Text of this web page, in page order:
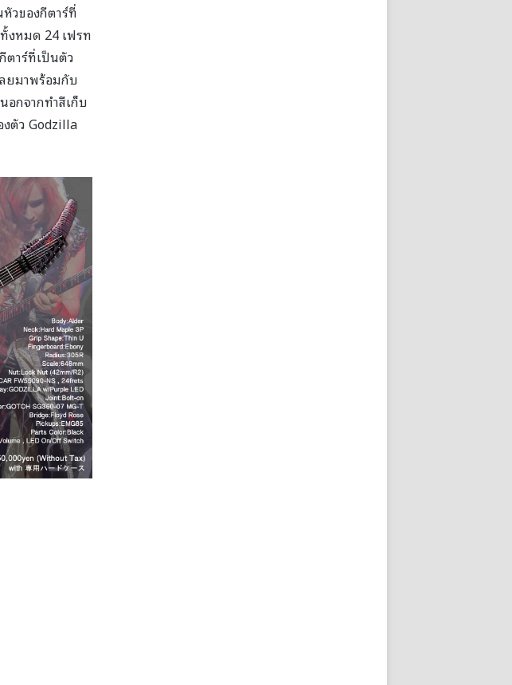
วของกีตาร์ที่
งหมด 24 เฟรท
ตาร์ที่เป็นตัว
ลยมาพร้อมกับ
อกจากทำสีเก็บ
งตัว Godzilla